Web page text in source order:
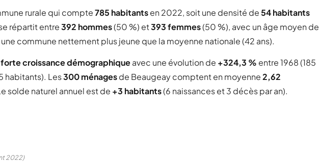
rurale qui compte785 habitantsen 2022, soit une densité de54 habitants
répartit entre392 hommes(50 %) et393 femmes(50 %), avec un âge moyen de
commune nettement plus jeune que la moyenne nationale (42 ans).
forte croissance démographiqueavec une évolution de +324,3 % entre 1968 (185
habitants). Les300 ménagesde Beaugeay comptent en moyenne2,62
solde naturel annuel est de +3 habitants(6 naissances et 3 décès par an).
2022)